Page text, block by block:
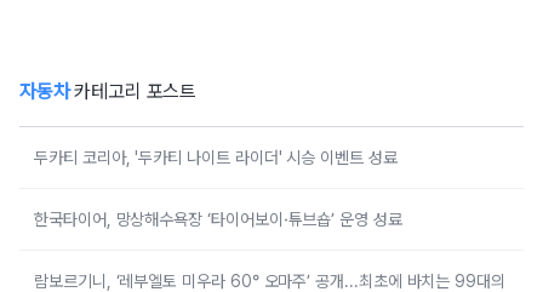
자동차카테고리 포스트
두카티 코리아, '두카티 나이트 라이더' 시승 이벤트 성료
한국타이어, 망상해수욕장 ‘타이어보이·튜브숍’ 운영 성료
람보르기니, ‘레부엘토 미우라 60° 오마주’ 공개...최초에 바치는 99대의